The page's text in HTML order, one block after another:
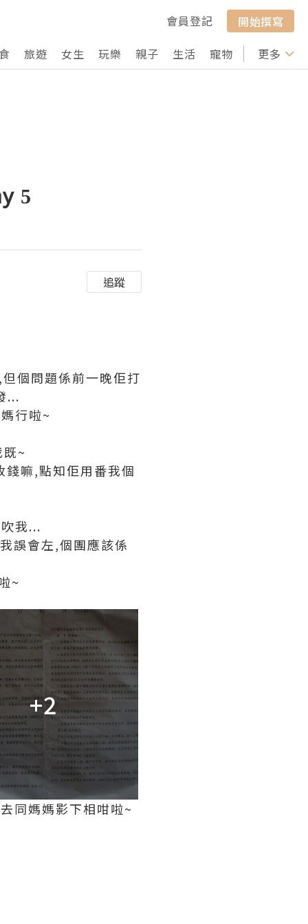
會員登記
開始撰寫
旅遊 女生 玩樂 親子 生活 寵物 行山 打卡
更多
5
追蹤
個問題係前一晚佢打
...
行啦~
~
嘛,點知佢用番我個
我...
誤會左,個團應該係
~
+2
同媽媽影下相咁啦~